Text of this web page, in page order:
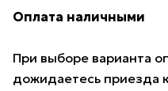
Оплата наличными
При выборе варианта
дожидаетесь приезда